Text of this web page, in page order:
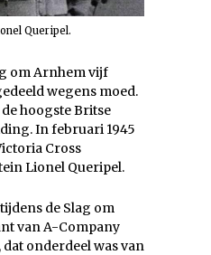
Queripel.
om Arnhem vijf
wegens moed.
hoogste Britse
In februari 1945
Cross
Lionel Queripel.
de Slag om
van A-Company
dat onderdeel was van